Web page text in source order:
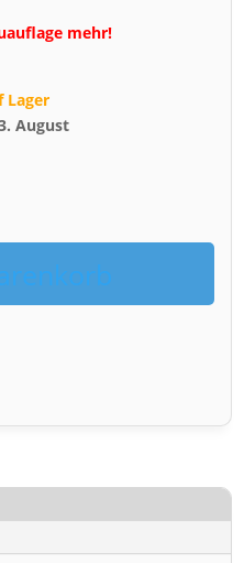
mehr!
Lager
August